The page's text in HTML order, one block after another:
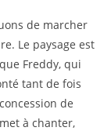
de marcher
Le paysage est
Freddy, qui
tant de fois
de
à chanter,